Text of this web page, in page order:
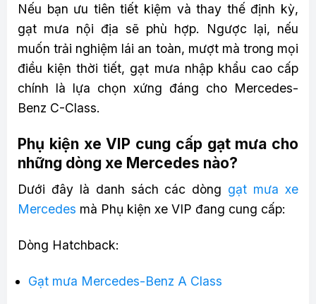
Nếu bạn ưu tiên tiết kiệm và thay thế định kỳ,
gạt mưa nội địa sẽ phù hợp. Ngược lại, nếu
muốn trải nghiệm lái an toàn, mượt mà trong mọi
điều kiện thời tiết, gạt mưa nhập khẩu cao cấp
chính là lựa chọn xứng đáng cho Mercedes-
Benz C-Class.
Phụ kiện xe VIP cung cấp gạt mưa cho
những dòng xe Mercedes nào?
Dưới đây là danh sách các dòng gạt mưa xe
Mercedes mà Phụ kiện xe VIP đang cung cấp:
Dòng Hatchback:
Gạt mưa Mercedes-Benz A Class